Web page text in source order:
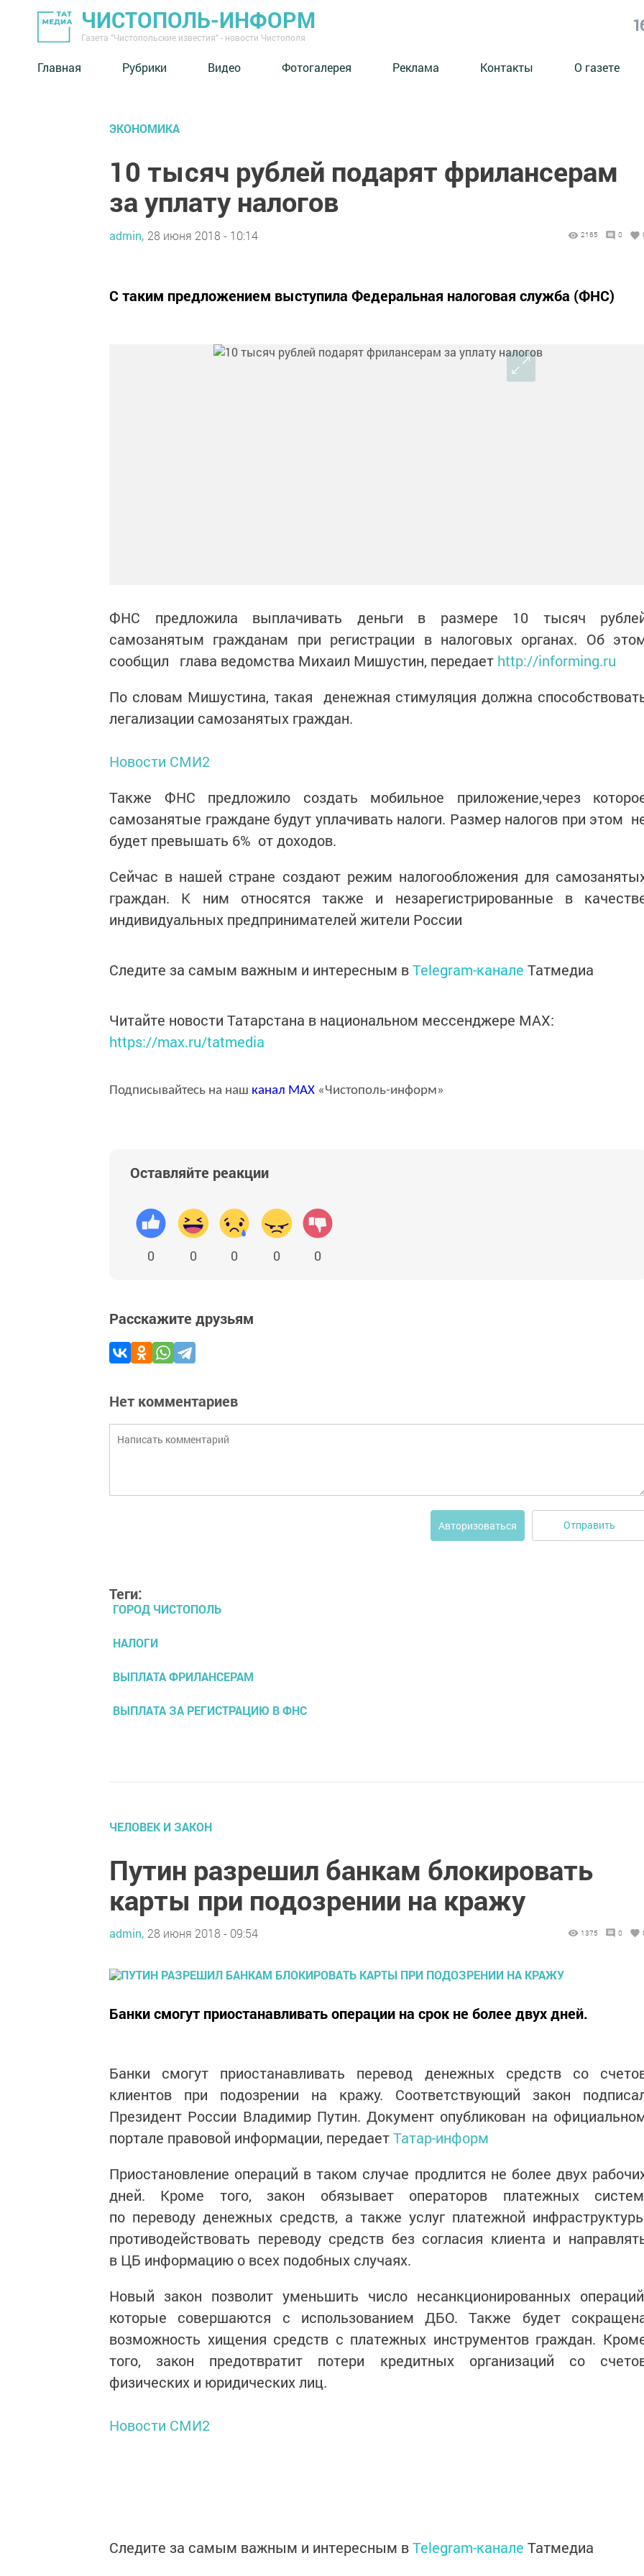
ЧИСТОПОЛЬ-ИНФОРМ
Газета "Чистопольские известия" - новости Чистополя
Главная Рубрики Видео Фотогалерея Реклама Контакты О газете
ЭКОНОМИКА
10 тысяч рублей подарят фрилансерам
за уплату налогов
admin, 28 июня 2018 - 10:14 2165 0
С таким предложением выступила Федеральная налоговая служба (ФНС)
ФНС предложила выплачивать деньги в размере 10 тысяч
самозанятым гражданам при регистрации в налоговых органах. Об
сообщил глава ведомства Михаил Мишустин, передает http://informing.ru
По словам Мишустина, такая денежная стимуляция должна
легализации самозанятых граждан.
Новости СМИ2
Также ФНС предложило создать мобильное приложение,через
самозанятые граждане будут уплачивать налоги. Размер налогов при этом
будет превышать 6% от доходов.
Сейчас в нашей стране создают режим налогообложения для
граждан. К ним относятся также и незарегистрированные в
индивидуальных предпринимателей жители России
Следите за самым важным и интересным вTelegram-канале Татмедиа
Читайте новости Татарстана в национальном мессенджере MАХ:
https://max.ru/tatmedia
Подписывайтесь на наш канал MAX «Чистополь-информ»
Оставляйте реакции
0 0 0 0 0
Расскажите друзьям
Нет комментариев
Авторизоваться Отправить
Теги:
ГОРОД ЧИСТОПОЛЬ
НАЛОГИ
ВЫПЛАТА ФРИЛАНСЕРАМ
ВЫПЛАТА ЗА РЕГИСТРАЦИЮ В ФНС
ЧЕЛОВЕК И ЗАКОН
Путин разрешил банкам блокировать
карты при подозрении на кражу
admin, 28 июня 2018 - 09:54 1375 0
Банки смогут приостанавливать операции на срок не более двух дней.
Банки смогут приостанавливать перевод денежных средств со
клиентов при подозрении на кражу. Соответствующий закон
Президент России Владимир Путин. Документ опубликован на
портале правовой информации, передаетТатар-информ
Приостановление операций в таком случае продлится не более двух
дней. Кроме того, закон обязывает операторов платежных
по переводу денежных средств, а также услуг платежной
противодействовать переводу средств без согласия клиента и
в ЦБ информацию о всех подобных случаях.
Новый закон позволит уменьшить число несанкционированных
которые совершаются с использованием ДБО. Также будет
возможность хищения средств с платежных инструментов граждан.
того, закон предотвратит потери кредитных организаций со
физических и юридических лиц.
Новости СМИ2
Следите за самым важным и интересным вTelegram-канале Татмедиа